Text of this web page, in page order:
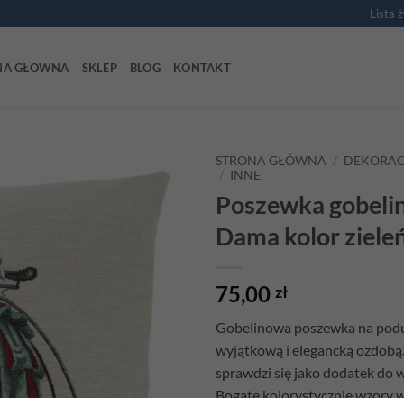
Lista
GŁOWNA SKLEP BLOG KONTAKT
STRONA GŁÓWNA /
/ INNE
Poszewka
Dama kolor
75,00 zł
Gobelinowa poszewka na
wyjątkową i elegancką
sprawdzi się jako dodatek do